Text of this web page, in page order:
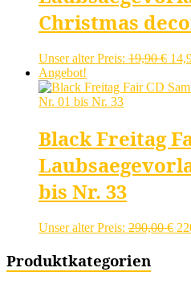
Christmas
Unser alter Preis: 19,90€
war:
Angebot!
Black Freitag
bis Nr. 33
Unser alter Preis: 290,00€
Produktkategorien